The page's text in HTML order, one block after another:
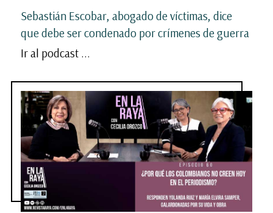
Sebastián Escobar, abogado de víctimas, dice
que debe ser condenado por crímenes de guerra
Ir al podcast ...